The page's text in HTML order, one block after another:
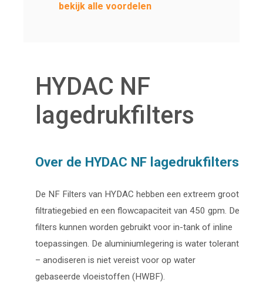
bekijk alle voordelen
HYDAC NF
lagedrukfilters
Over de HYDAC NF lagedrukfilters
De NF Filters van HYDAC hebben een extreem groot
filtratiegebied en een flowcapaciteit van 450 gpm. De
filters kunnen worden gebruikt voor in-tank of inline
toepassingen. De aluminiumlegering is water tolerant
– anodiseren is niet vereist voor op water
gebaseerde vloeistoffen (HWBF).